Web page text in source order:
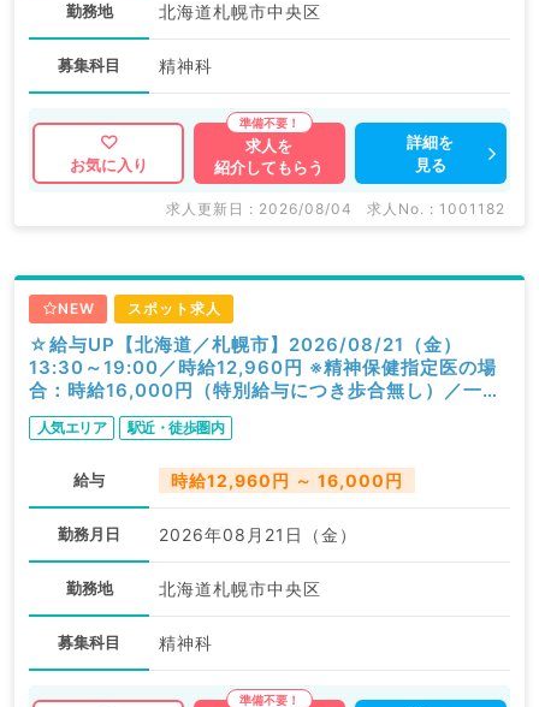
勤務地 北海道札幌市中央区
募集科目 精神科
お気に入り
求人を
紹介してもらう
詳細を
見る
求人更新日 : 2026/08/04 求人No. : 1001182
NEW スポット求人
☆給与UP【北海道／札幌市】2026/08/21（金）
13:30～19:00／時給12,960円 ※精神保健指定医の場
合：時給16,000円（特別給与につき歩合無し）／一般
外来／精神科
人気エリア 駅近・徒歩圏内
給与 時給12,960円 ～ 16,000円
勤務月日 2026年08月21日（金）
勤務地 北海道札幌市中央区
募集科目 精神科